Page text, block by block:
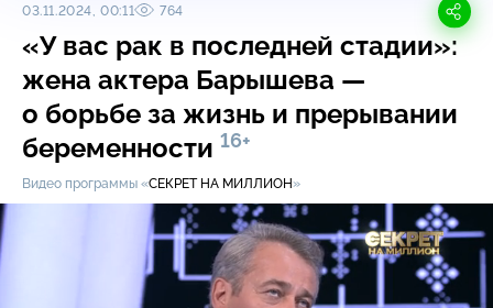
03.11.2024, 00:11 764
«У вас рак в последней стадии»:
жена актера Барышева —
о борьбе за жизнь и прерывании
беременности 16+
Видео программы «СЕКРЕТ НА МИЛЛИОН»